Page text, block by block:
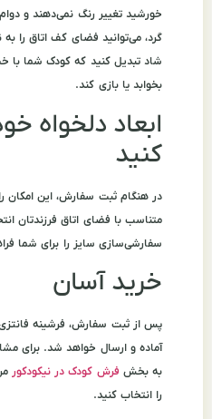
خورشید تغییر رنگ نمی‌دهند و دوام
گرد، می‌توانید فضای کف اتاق را
شاد تبدیل کنید که کودک شما با
بخوابد یا بازی کند.
ابعاد دلخواه
کنید
در هنگام ثبت سفارش، این امکان
متناسب با فضای اتاق فرزندتان
سفارشی‌سازی سایز را برای شما
خرید آسان
پس از ثبت سفارش، فرشینه
آماده و ارسال خواهد شد. برای
به بخش فرش کودک در نیکودکور
را انتخاب کنید.